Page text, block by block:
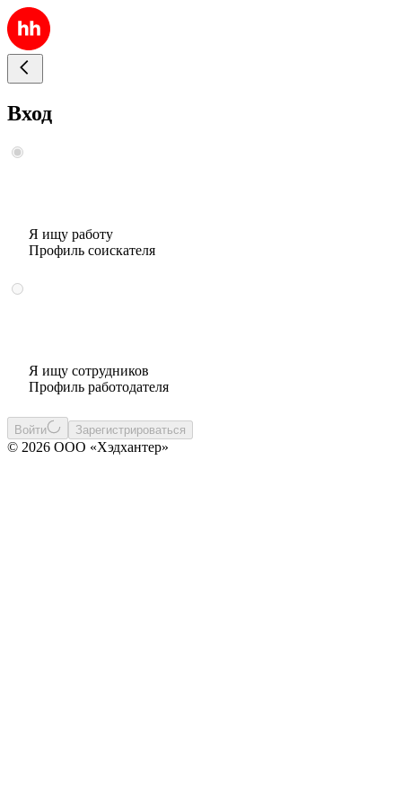
Вход
Я ищу работу
Профиль соискателя
Я ищу сотрудников
Профиль работодателя
Войти Зарегистрироваться
© 2026 ООО «Хэдхантер»